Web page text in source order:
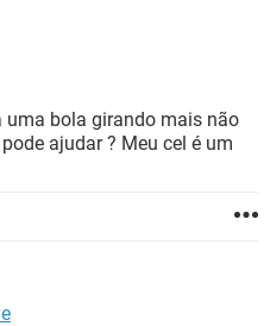
EXCEL
GMAIL
uma bola girando mais não
ajudar ? Meu cel é um